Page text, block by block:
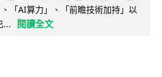
「AI算力」、「前瞻技術加持」以
...
閱讀全文